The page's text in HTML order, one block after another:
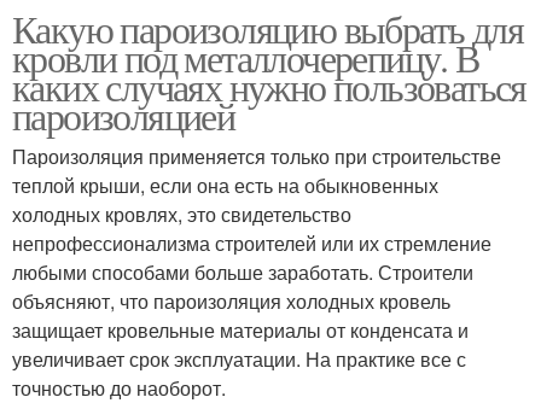
Какую пароизоляцию выбрать для
кровли под металлочерепицу. В
каких случаях нужно пользоваться
пароизоляцией
Пароизоляция применяется только при строительстве
теплой крыши, если она есть на обыкновенных
холодных кровлях, это свидетельство
непрофессионализма строителей или их стремление
любыми способами больше заработать. Строители
объясняют, что пароизоляция холодных кровель
защищает кровельные материалы от конденсата и
увеличивает срок эксплуатации. На практике все с
точностью до наоборот.